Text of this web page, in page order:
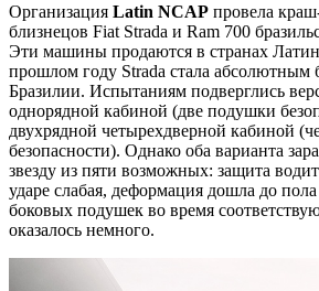
Организация Latin NCAP провела
близнецов Fiat Strada и Ram 700
Эти машины продаются в странах
прошлом году Strada стала абсолютным
Бразилии. Испытаниям подверглись
однорядной кабиной (две подушки
двухрядной четырехдверной кабиной
безопасности). Однако оба варианта
звезду из пяти возможных: защита
ударе слабая, деформация дошла до
боковых подушек во время
оказалось немного.